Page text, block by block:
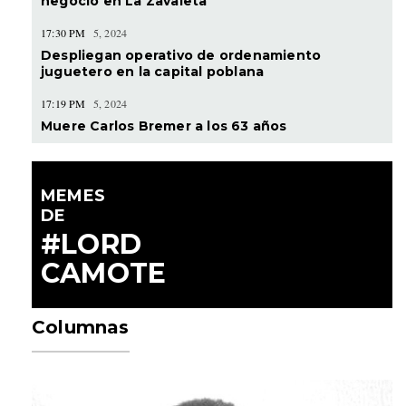
17:30 PM 5, 2024
Despliegan operativo de ordenamiento
juguetero en la capital poblana
17:19 PM 5, 2024
Muere Carlos Bremer a los 63 años
MEMES
DE
#LORD
CAMOTE
Columnas